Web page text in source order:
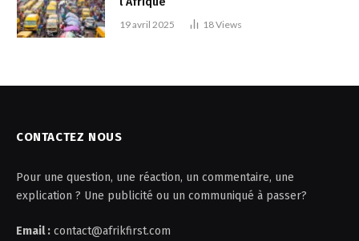
19 avril 2025 18Views
CONTACTEZ NOUS
Pour une question, une réaction, un commentaire, une
explication ? Une publicité ou un communiqué à passer?
Email : contact@afrikfirst.com